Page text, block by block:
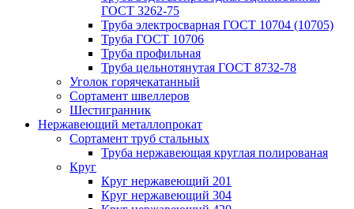
ГОСТ 3262-75
Труба электросварная ГОСТ 10704 (10705)
Труба ГОСТ 10706
Труба профильная
Труба цельнотянутая ГОСТ 8732-78
Уголок горячекатанный
Сортамент швеллеров
Шестигранник
Нержавеющий металлопрокат
Сортамент труб стальных
Труба нержавеющая круглая полированая
Круг
Круг нержавеющий 201
Круг нержавеющий 304